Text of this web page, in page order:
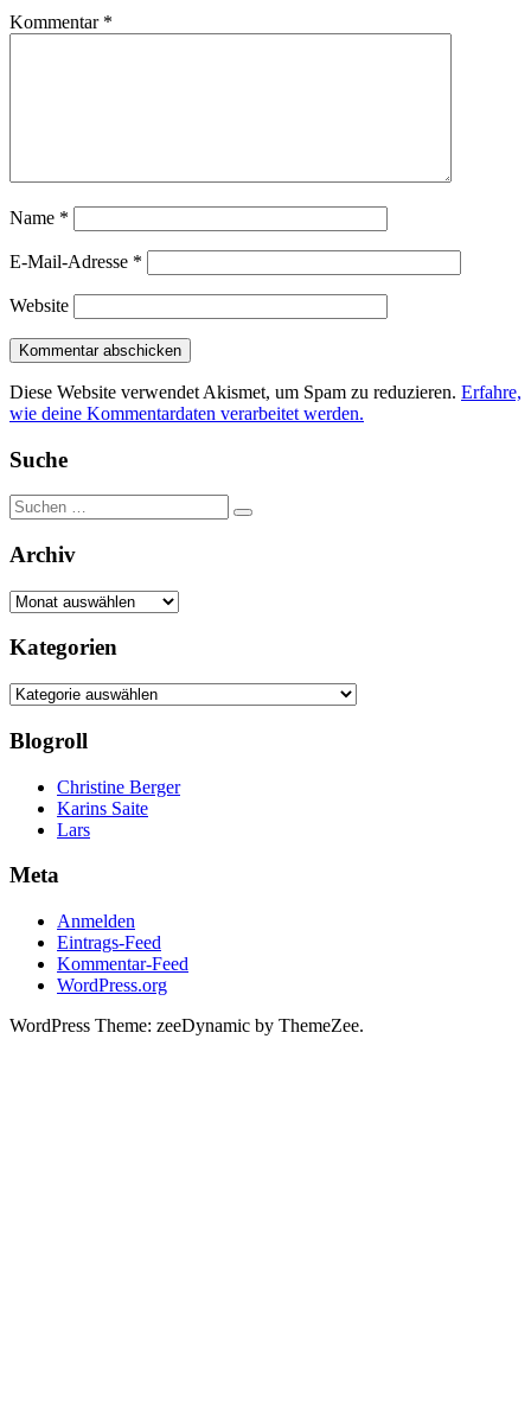
Kommentar *
Name *
E-Mail-Adresse *
Website
Diese Website verwendet Akismet, um Spam zu reduzieren. Erfahre,
wie deine Kommentardaten verarbeitet werden.
Suche
Suchen
nach:
Suchen
Archiv
Archiv
Kategorien
Kategorien
Blogroll
Christine Berger
Karins Saite
Lars
Meta
Anmelden
Eintrags-Feed
Kommentar-Feed
WordPress.org
WordPress Theme: zeeDynamic by ThemeZee.